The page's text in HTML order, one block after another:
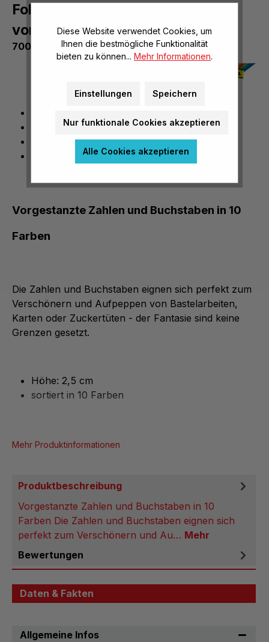
Folia® Zahlen und Buchstaben,
vorgestanzt, in 10 Farben
700 Teile
sortiert in 10 Farben
vielseitig einsetzbar
Förderung der Kreativität
Vorgestanzte Zahlen und Buchstaben in 10
Farben
Die Zahlen und Buchstaben eignen sich perfekt zum
Verschönern und Aufpeppen von Bastelarbeiten,
Karten oder Zuckertüten - der Fantasie sind keine
Grenzen gesetzt.
Höhe: 2,5 cm
sortiert in 10 Farben
Mehr Produktinformationen
Produktbeschreibung
Vorgestanzte Zahlen und Buchstaben in 10
Farben Die Zahlen und Buchstaben eignen sich
perfekt zum Verschönern und Au… Mehr
Bewertungen
Daten & Fakten
Allgemeine Infos
Diese Website verwendet Cookies, um
Ihnen die bestmögliche Funktionalität
bieten zu können... Mehr Informationen.
Einstellungen Speichern
Nur funktionale Cookies akzeptieren
Alle Cookies akzeptieren